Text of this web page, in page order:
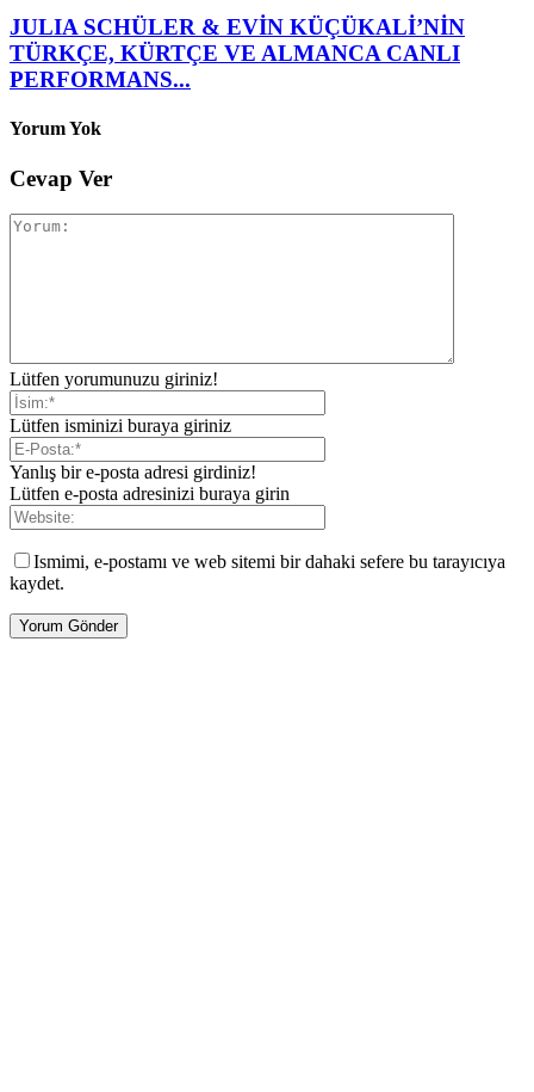
JULIA SCHÜLER & EVİN KÜÇÜKALİ’NİN
TÜRKÇE, KÜRTÇE VE ALMANCA CANLI
PERFORMANS...
Yorum Yok
Cevap Ver
Lütfen yorumunuzu giriniz!
Lütfen isminizi buraya giriniz
Yanlış bir e-posta adresi girdiniz!
Lütfen e-posta adresinizi buraya girin
Ismimi, e-postamı ve web sitemi bir dahaki sefere bu tarayıcıya
kaydet.